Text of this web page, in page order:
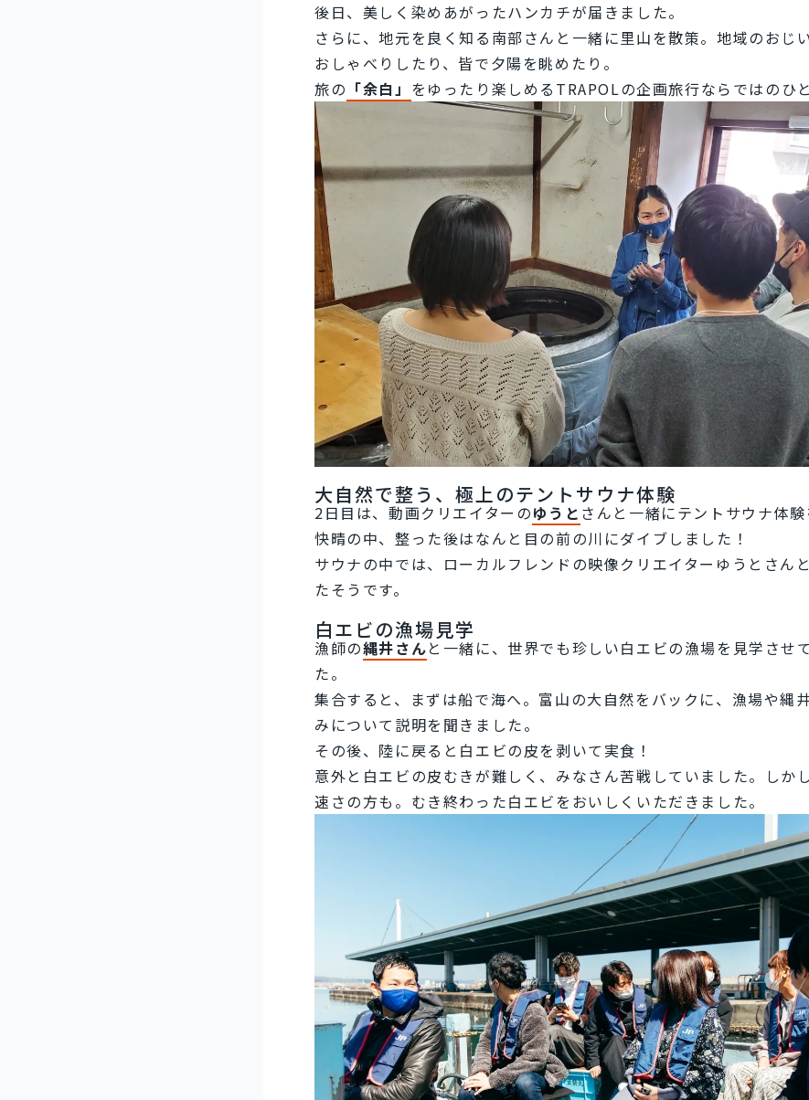
後日、美しく染めあがったハンカチが届きました。
さらに、地元を良く知る南部さんと一緒に里山を散策。地域のおじ
おしゃべりしたり、皆で夕陽を眺めたり。
旅の 「余白」 をゆったり楽しめるTRAPOLの企画旅行ならではのひ
大自然で整う、極上のテントサウナ体験
2日目は、動画クリエイターのゆうと さんと一緒にテントサウナ体験
快晴の中、整った後はなんと目の前の川にダイブしました！
サウナの中では、ローカルフレンドの映像クリエイターゆうとさん
たそうです。
白エビの漁場見学
漁師の縄井さんと一緒に、世界でも珍しい白エビの漁場を見学させ
た。
集合すると、まずは船で海へ。富山の大自然をバックに、漁場や縄
みについて説明を聞きました。
その後、陸に戻ると白エビの皮を剥いて実食！
意外と白エビの皮むきが難しく、みなさん苦戦していました。しか
速さの方も。むき終わった白エビをおいしくいただきました。